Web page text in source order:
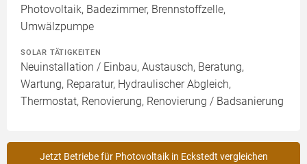
Photovoltaik, Badezimmer, Brennstoffzelle,
Umwälzpumpe
SOLAR TÄTIGKEITEN
Neuinstallation / Einbau, Austausch, Beratung,
Wartung, Reparatur, Hydraulischer Abgleich,
Thermostat, Renovierung, Renovierung / Badsanierung
Jetzt Betriebe für Photovoltaik in Eckstedt vergleichen